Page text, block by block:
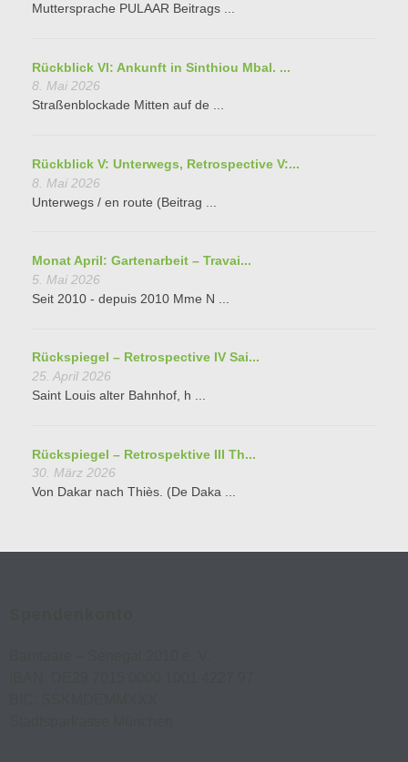
Muttersprache PULAAR Beitrags ...
Rückblick VI: Ankunft in Sinthiou Mbal. ...
8. Mai 2026
Straßenblockade Mitten auf de ...
Rückblick V: Unterwegs, Retrospective V:...
8. Mai 2026
Unterwegs / en route (Beitrag ...
Monat April: Gartenarbeit – Travai...
5. Mai 2026
Seit 2010 - depuis 2010 Mme N ...
Rückspiegel – Retrospective IV Sai...
25. April 2026
Saint Louis alter Bahnhof, h ...
Rückspiegel – Retrospektive III Th...
30. März 2026
Von Dakar nach Thiès. (De Daka ...